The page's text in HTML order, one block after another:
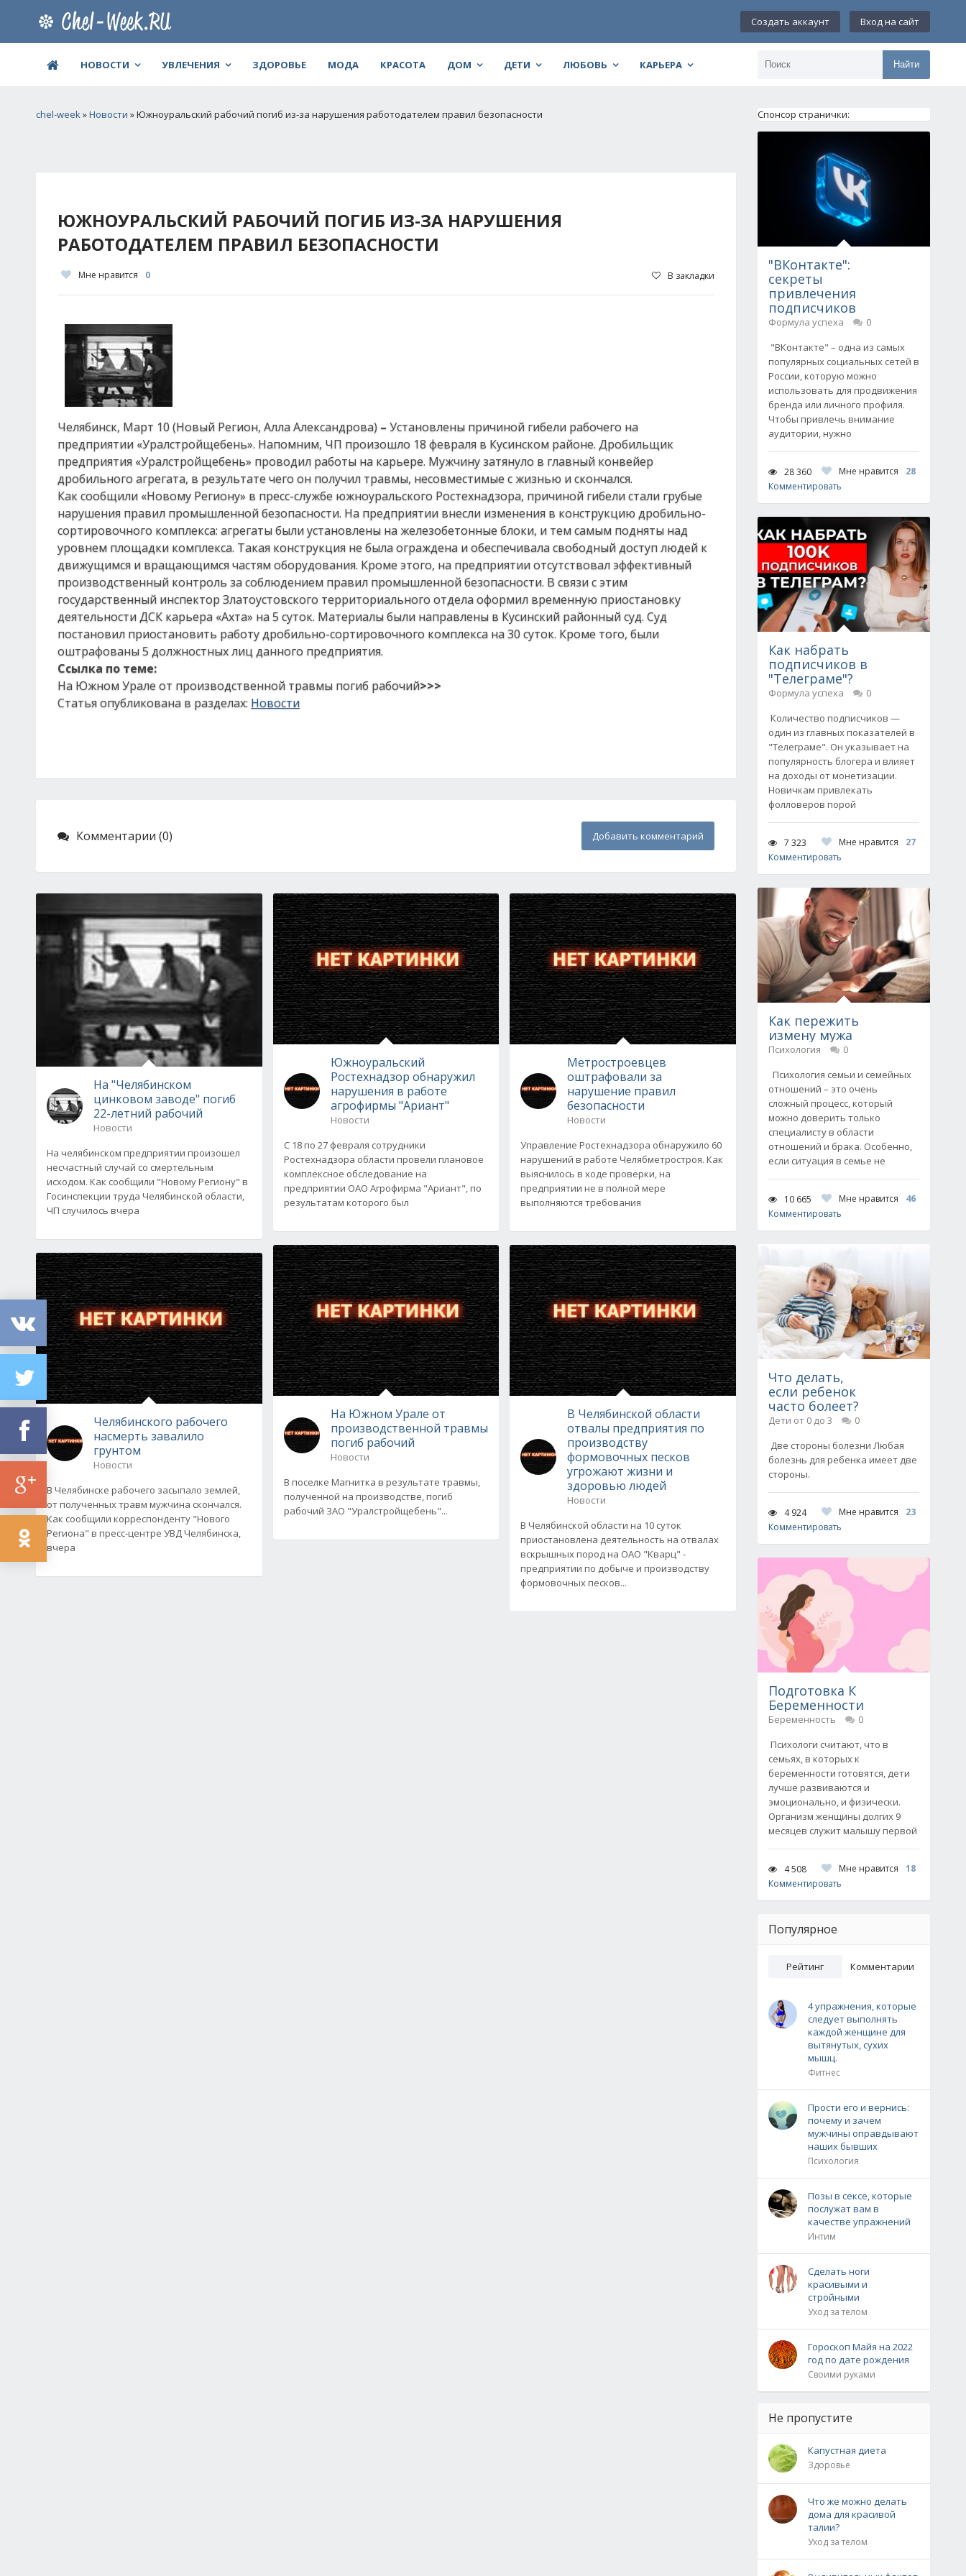
Создать аккаунт Вход на сайт
НОВОСТИ УВЛЕЧЕНИЯ ЗДОРОВЬЕ МОДА КРАСОТА ДОМ ДЕТИ ЛЮБОВЬ КАРЬЕРА Найти
chel-week»Новости » Южноуральский рабочий погиб из-за нарушения работодателем правил безопасности
ЮЖНОУРАЛЬСКИЙ РАБОЧИЙ ПОГИБ ИЗ-ЗА НАРУШЕНИЯ
РАБОТОДАТЕЛЕМ ПРАВИЛ БЕЗОПАСНОСТИ
Мне нравится 0 В закладки
Челябинск, Март 10 (Новый Регион, Алла Александрова) – Установлены причиной гибели рабочего на
предприятии «Уралстройщебень». Напомним, ЧП произошло 18 февраля в Кусинском районе. Дробильщик
предприятия «Уралстройщебень» проводил работы на карьере. Мужчину затянуло в главный конвейер
дробильного агрегата, в результате чего он получил травмы, несовместимые с жизнью и скончался.
Как сообщили «Новому Региону» в пресс-службе южноуральского Ростехнадзора, причиной гибели стали грубые
нарушения правил промышленной безопасности. На предприятии внесли изменения в конструкцию дробильно-
сортировочного комплекса: агрегаты были установлены на железобетонные блоки, и тем самым подняты над
уровнем площадки комплекса. Такая конструкция не была ограждена и обеспечивала свободный доступ людей к
движущимся и вращающимся частям оборудования. Кроме этого, на предприятии отсутствовал эффективный
производственный контроль за соблюдением правил промышленной безопасности. В связи с этим
государственный инспектор Златоустовского территориального отдела оформил временную приостановку
деятельности ДСК карьера «Ахта» на 5 суток. Материалы были направлены в Кусинский районный суд. Суд
постановил приостановить работу дробильно-сортировочного комплекса на 30 суток. Кроме того, были
оштрафованы 5 должностных лиц данного предприятия.
Ссылка по теме:
На Южном Урале от производственной травмы погиб рабочий>>>
Статья опубликована в разделах: Новости
Комментарии (0) Добавить комментарий
На "Челябинском
цинковом заводе" погиб
22-летний рабочий
Новости
На челябинском предприятии произошел
несчастный случай со смертельным
исходом. Как сообщили "Новому Региону" в
Госинспекции труда Челябинской области,
ЧП случилось вчера
Челябинского рабочего
насмерть завалило
грунтом
Новости
В Челябинске рабочего засыпало землей,
от полученных травм мужчина скончался.
Как сообщили корреспонденту "Нового
Региона" в пресс-центре УВД Челябинска,
вчера
Южноуральский
Ростехнадзор обнаружил
нарушения в работе
агрофирмы "Ариант"
Новости
С 18 по 27 февраля сотрудники
Ростехнадзора области провели плановое
комплексное обследование на
предприятии ОАО Агрофирма "Ариант", по
результатам которого был
На Южном Урале от
производственной травмы
погиб рабочий
Новости
В поселке Магнитка в результате травмы,
полученной на производстве, погиб
рабочий ЗАО "Уралстройщебень"...
Метростроевцев
оштрафовали за
нарушение правил
безопасности
Новости
Управление Ростехнадзора обнаружило 60
нарушений в работе Челябметростроя. Как
выяснилось в ходе проверки, на
предприятии не в полной мере
выполняются требования
В Челябинской области
отвалы предприятия по
производству
формовочных песков
угрожают жизни и
здоровью людей
Новости
В Челябинской области на 10 суток
приостановлена деятельность на отвалах
вскрышных пород на ОАО "Кварц" -
предприятии по добыче и производству
формовочных песков...
Спонсор странички:
"ВКонтакте":
секреты
привлечения
подписчиков
Формула успеха
0
"ВКонтакте" – одна из самых
популярных социальных сетей в
России, которую можно
использовать для продвижения
бренда или личного профиля.
Чтобы привлечь внимание
аудитории, нужно
28 360 Мне нравится
28
Комментировать
Как набрать
подписчиков в
"Телеграме"?
Формула успеха
0
Количество подписчиков —
один из главных показателей в
"Телеграме". Он указывает на
популярность блогера и влияет
на доходы от монетизации.
Новичкам привлекать
фолловеров порой
7 323 Мне нравится
27
Комментировать
Как пережить
измену мужа
Психология
0
Психология семьи и семейных
отношений – это очень
сложный процесс, который
можно доверить только
специалисту в области
отношений и брака. Особенно,
если ситуация в семье не
10 665 Мне нравится
46
Комментировать
Что делать,
если ребенок
часто болеет?
Дети от 0 до 3
0
Две стороны болезни Любая
болезнь для ребенка имеет две
стороны.
4 924 Мне нравится
23
Комментировать
Подготовка К
Беременности
Беременность
0
Психологи считают, что в
семьях, в которых к
беременности готовятся, дети
лучше развиваются и
эмоционально, и физически.
Организм женщины долгих 9
месяцев служит малышу первой
4 508 Мне нравится
18
Комментировать
Популярное
Рейтинг Комментарии
4 упражнения, которые
следует выполнять
каждой женщине для
вытянутых, сухих
мышц.
Фитнес
Прости его и вернись:
почему и зачем
мужчины оправдывают
наших бывших
Психология
Позы в сексе, которые
послужат вам в
качестве упражнений
Интим
Сделать ноги
красивыми и
стройными
Уход за телом
Гороскоп Майя на 2022
год по дате рождения
Своими руками
Не пропустите
Капустная диета
Здоровье
Что же можно делать
дома для красивой
талии?
Уход за телом